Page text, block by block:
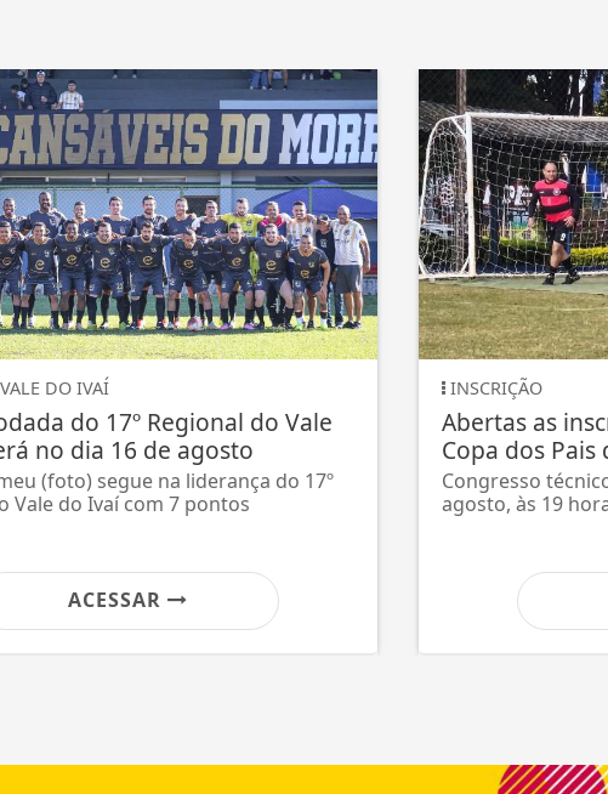
do Vale
do 17º
Abertas as inscrições da 33ª
Copa dos Pais do Colégio São
Congresso técnico da copa ocorrerá no
agosto, às 19 horas, no Colégio São...